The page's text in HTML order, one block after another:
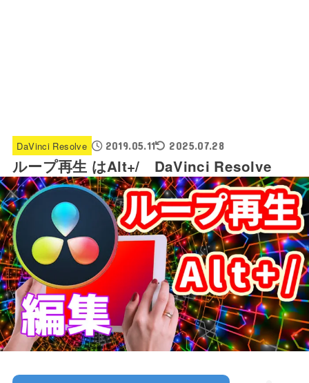
DaVinci Resolve 2019.05.11 2025.07.28
ループ再生 はAlt+/ DaVinci Resolve